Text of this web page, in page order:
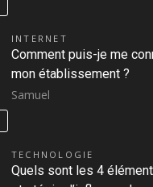
INTERNET
Comment puis-je me
mon établissement ?
Samuel
TECHNOLOGIE
Quels sont les 4